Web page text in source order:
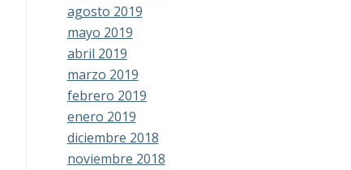
agosto 2019
mayo 2019
abril 2019
marzo 2019
febrero 2019
enero 2019
diciembre 2018
noviembre 2018